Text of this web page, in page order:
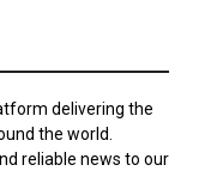
delivering the
the world.
reliable news to our